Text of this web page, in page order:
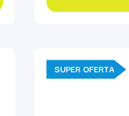
SUPER OFERTA